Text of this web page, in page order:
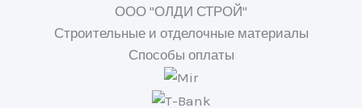
ООО "ОЛДИ СТРОЙ"
Строительные и отделочные материалы
Способы оплаты